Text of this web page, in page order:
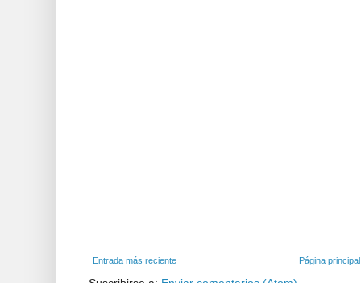
Entrada más reciente Página principal